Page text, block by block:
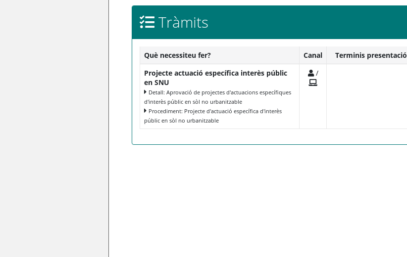
Tràmits
Què necessiteu fer? Canal Terminis presentació
Projecte actuació específica interès públic
en SNU
Detall: Aprovació de projectes d'actuacions específiques
d'interès públic en sòl no urbanitzable
Procediment: Projecte d'actuació específica d'interès
públic en sòl no urbanitzable
/